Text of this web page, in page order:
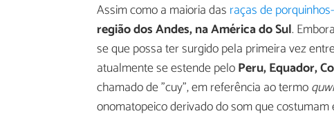
Assim como a maioria das raças de
região dos Andes, na América do Sul.
se que possa ter surgido pela primeira vez
atualmente se estende peloPeru, Equador,
chamado de "cuy", em referência ao termoquwi
onomatopeico derivado do som que costumam